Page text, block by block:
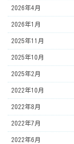
2026年4月
2026年1月
2025年11月
2025年10月
2025年2月
2022年10月
2022年8月
2022年7月
2022年6月